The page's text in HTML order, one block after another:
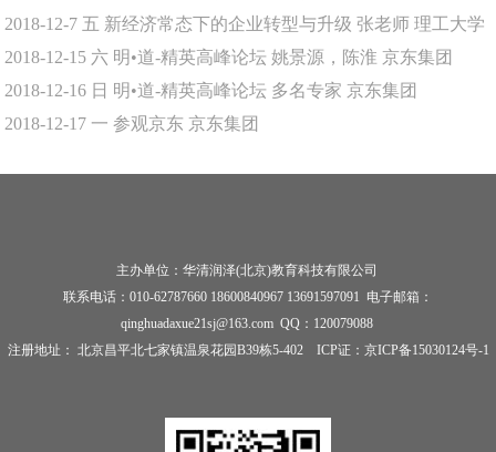
2018-12-7 五 新经济常态下的企业转型与升级 张老师 理工大学
2018-12-15 六 明•道-精英高峰论坛 姚景源，陈淮 京东集团
2018-12-16 日 明•道-精英高峰论坛 多名专家 京东集团
2018-12-17 一 参观京东 京东集团
主办单位：华清润泽(北京)教育科技有限公司
联系电话：010-62787660 18600840967 13691597091 电子邮箱：
qinghuadaxue21sj@163.com QQ：120079088
注册地址： 北京昌平北七家镇温泉花园B39栋5-402 ICP证： 京ICP备15030124号-1